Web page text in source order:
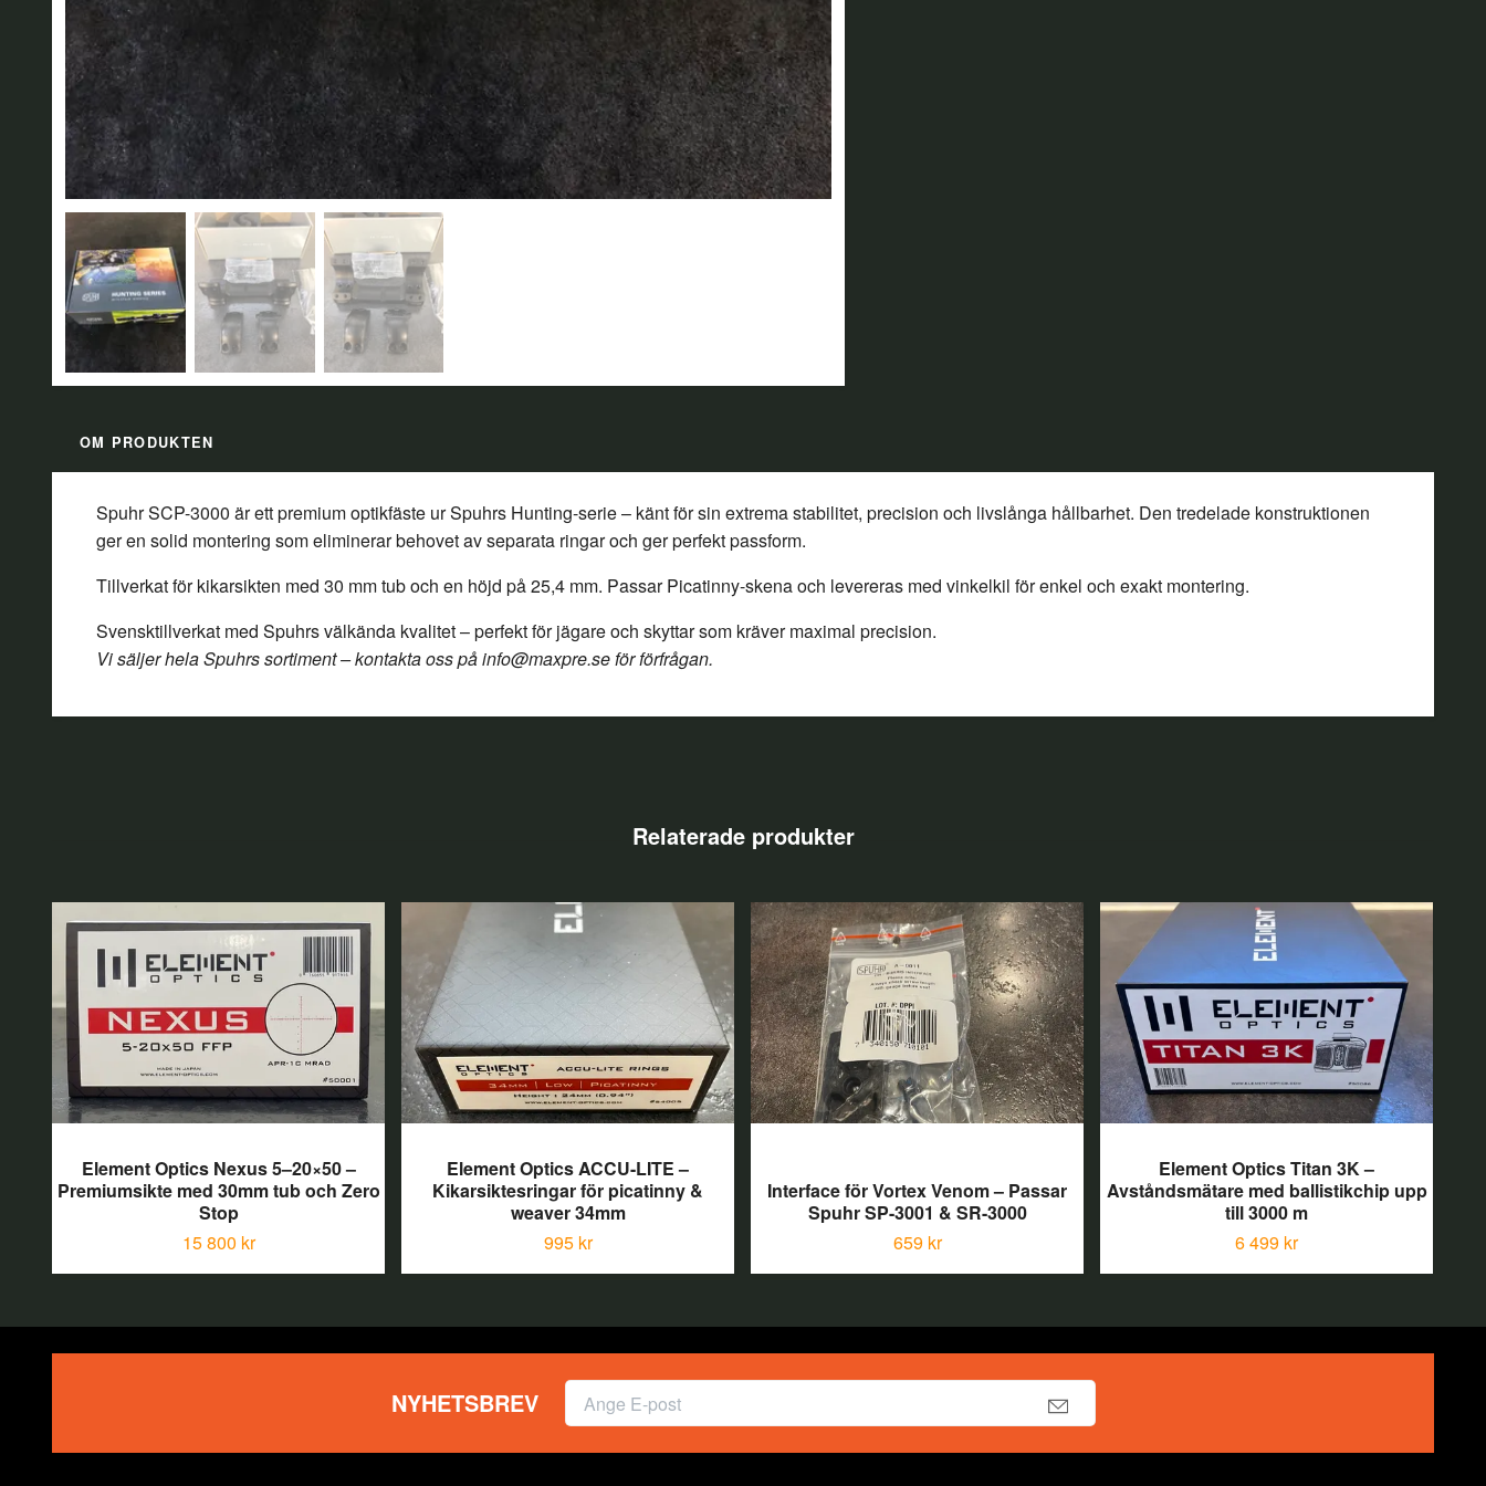
OM PRODUKTEN
Spuhr SCP-3000 är ett premium optikfäste ur Spuhrs Hunting-serie – känt för sin extrema stabilitet, precision och livslånga hållbarhet. Den tredelade konstruktionen
ger en solid montering som eliminerar behovet av separata ringar och ger perfekt passform.
Tillverkat för kikarsikten med 30 mm tub och en höjd på 25,4 mm. Passar Picatinny-skena och levereras med vinkelkil för enkel och exakt montering.
Svensktillverkat med Spuhrs välkända kvalitet – perfekt för jägare och skyttar som kräver maximal precision.
Vi säljer hela Spuhrs sortiment – kontakta oss påinfo@maxpre.se för förfrågan.
Element Optics Nexus 5–20×50 –
Premiumsikte med 30mm tub och Zero
Stop
15 800 kr
Element Optics ACCU-LITE –
Kikarsiktesringar för picatinny &
weaver 34mm
995 kr
Interface för Vortex Venom – Passar
Spuhr SP-3001 & SR-3000
659 kr
Element Optics Titan 3K –
Avståndsmätare med ballistikchip upp
till 3000 m
6 499 kr
NYHETSBREV